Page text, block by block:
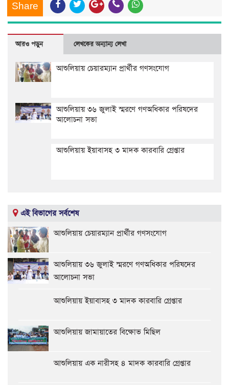
Share
আরও পড়ুন লেখকের অন্যান্য লেখা
আশুলিয়ায় চেয়ারম্যান প্রার্থীর গণসংযোগ
আশুলিয়ায় ৩৬ জুলাই স্মরণে গণঅধিকার পরিষদের
আলোচনা সভা
আশুলিয়ায় ইয়াবাসহ ৩ মাদক কারবারি গ্রেপ্তার
এই বিভাগের সর্বশেষ
আশুলিয়ায় চেয়ারম্যান প্রার্থীর গণসংযোগ
আশুলিয়ায় ৩৬ জুলাই স্মরণে গণঅধিকার পরিষদের
আলোচনা সভা
আশুলিয়ায় ইয়াবাসহ ৩ মাদক কারবারি গ্রেপ্তার
আশুলিয়ায় জামায়াতের বিক্ষোভ মিছিল
আশুলিয়ায় এক নারীসহ ৪ মাদক কারবারি গ্রেপ্তার